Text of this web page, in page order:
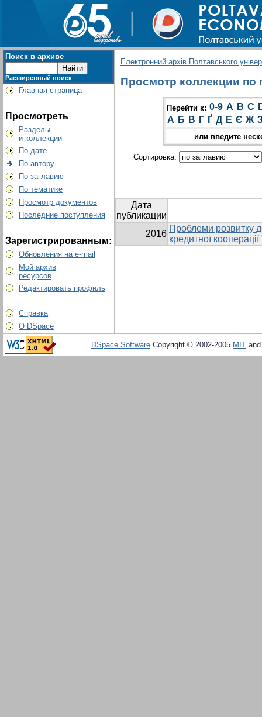
Поиск в архиве
Расширенный поиск
Главная страница
Просмотреть
Разделы
и коллекции
По дате
По автору
По заглавию
По тематике
Просмотр документов
Последние поступления
Зарегистрированным:
Обновления на e-mail
Мой архив
ресурсов
Редактировать профиль
Справка
О DSpace
Електронний архів Полтавського
Просмотр коллекции по
Перейти к: 0-9 A B C
А Б В Г Ґ Д Е Є Ж
или введите
Сортировка:
Дата
публикации
2016
Проблеми розвитку
кредитної кооперації
DSpace Software Copyright © 2002-2005 MIT